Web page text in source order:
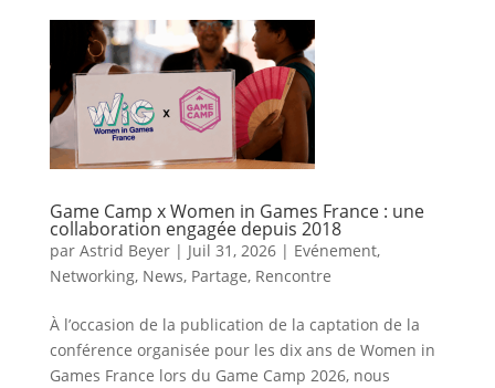
Game Camp x Women in Games France : une
collaboration engagée depuis 2018
par Astrid Beyer| Juil 31, 2026| Evénement,
Networking, News, Partage, Rencontre
À l’occasion de la publication de la captation de la
conférence organisée pour les dix ans de Women in
Games France lors du Game Camp 2026, nous